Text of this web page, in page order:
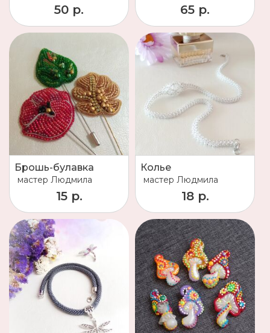
50 р. 65 р.
Брошь-булавка
мастер Людмила
15 р.
Колье
мастер Людмила
18 р.